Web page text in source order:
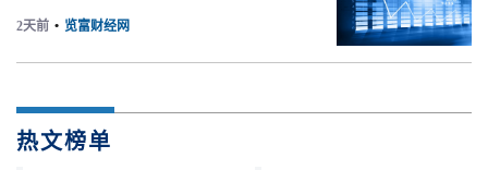
2天前 • 览富财经网
热文榜单